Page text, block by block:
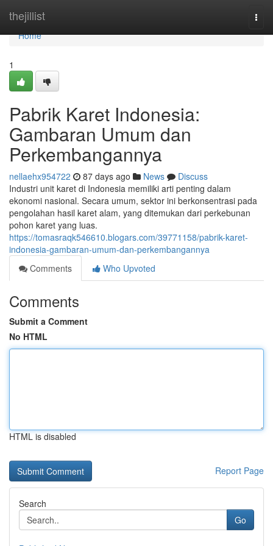
thejillist
Home
Home
1
Pabrik Karet Indonesia:
Gambaran Umum dan
Perkembangannya
nellaehx954722 87 days ago News
Discuss
Industri unit karet di Indonesia memiliki arti penting dalam
ekonomi nasional. Secara umum, sektor ini berkonsentrasi pada
pengolahan hasil karet alam, yang ditemukan dari perkebunan
pohon karet yang luas.
https://tomasraqk546610.blogars.com/39771158/pabrik-karet-
indonesia-gambaran-umum-dan-perkembangannya
Comments
Who Upvoted
Comments
Submit a Comment
No HTML
HTML is disabled
Report Page
Search
Go